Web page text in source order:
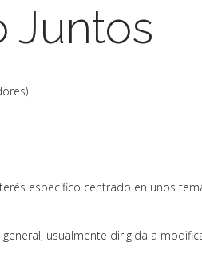
Juntos
específico centrado en unos
usualmente dirigida a